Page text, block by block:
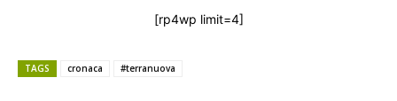
[rp4wp limit=4]
TAGS cronaca #terranuova